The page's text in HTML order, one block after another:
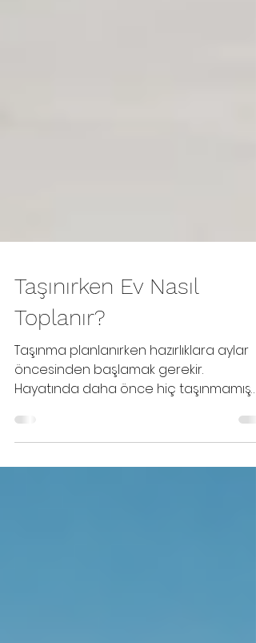
Taşınırken Ev Nasıl
Toplanır?
Taşınma planlanırken hazırlıklara aylar
öncesinden başlamak gerekir.
Hayatında daha önce hiç taşınmamış